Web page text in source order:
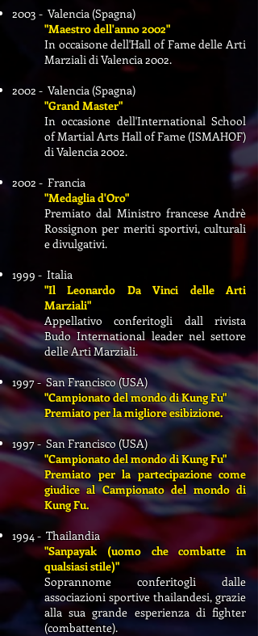
2003 - Valencia (Spagna)
"Maestro dell'anno 2002"
In occaisone dell'Hall of Fame delle Arti
Marziali di Valencia 2002.
2002 - Valencia (Spagna)
"Grand Master"
In occasione dell'International School
of Martial Arts Hall of Fame (ISMAHOF)
di Valencia 2002.
2002 - Francia
"Medaglia d'Oro"
Premiato dal Ministro francese Andrè
Rossignon per meriti sportivi, culturali
e divulgativi.
1999 - Italia
"Il Leonardo Da Vinci delle Arti
Marziali"
Appellativo conferitogli dall rivista
Budo International leader nel settore
delle Arti Marziali.
1997 - San Francisco (USA)
"Campionato del mondo di Kung Fu"
Premiato per la migliore esibizione.
1997 - San Francisco (USA)
"Campionato del mondo di Kung Fu"
Premiato per la partecipazione come
giudice al Campionato del mondo di
Kung Fu.
1994 - Thailandia
"Sanpayak (uomo che combatte in
qualsiasi stile)"
Soprannome conferitogli dalle
associazioni sportive thailandesi, grazie
alla sua grande esperienza di fighter
(combattente).